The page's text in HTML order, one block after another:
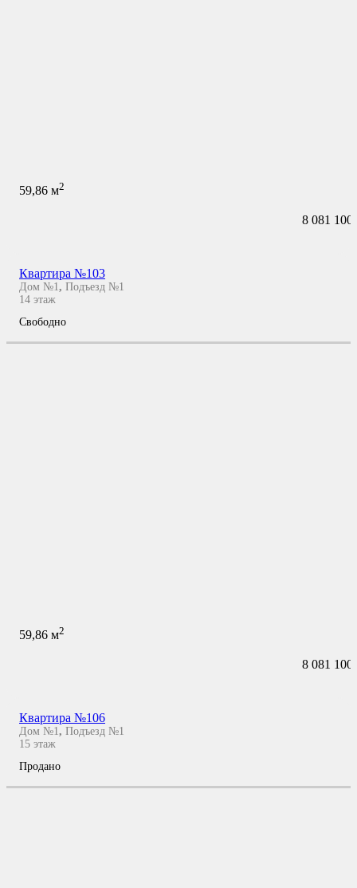
59,86 м2
8 081 100
Квартира №103
Дом №1 , Подъезд №1
14 этаж
Свободно
59,86 м2
8 081 100
Квартира №106
Дом №1, Подъезд №1
15 этаж
Продано